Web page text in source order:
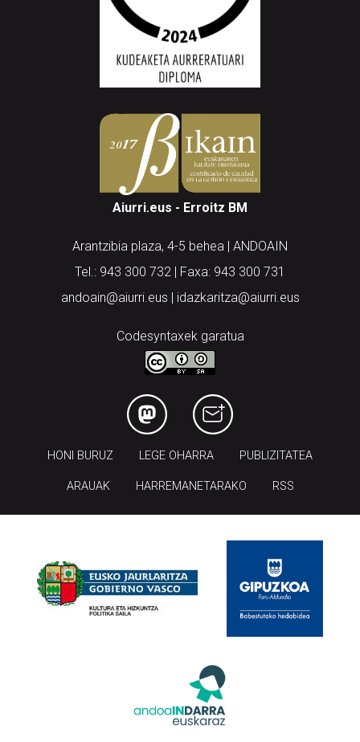
Aiurri.eus - Erroitz BM
Arantzibia plaza, 4-5 behea | ANDOAIN
Tel.: 943 300 732 | Faxa: 943 300 731
andoain@aiurri.eus | idazkaritza@aiurri.eus
Codesyntaxek garatua
HONI BURUZ LEGE OHARRA PUBLIZITATEA
ARAUAK HARREMANETARAKO RSS